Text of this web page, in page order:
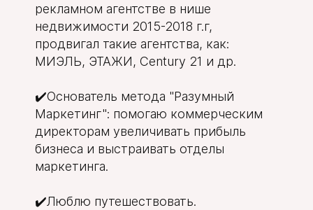
рекламном агентстве в нише
недвижимости 2015-2018 г.г,
продвигал такие агентства, как:
МИЭЛЬ, ЭТАЖИ, Century 21 и др.
✔️Основатель метода "Разумный
Маркетинг": помогаю коммерческим
директорам увеличивать прибыль
бизнеса и выстраивать отделы
маркетинга.
✔️Люблю путешествовать.